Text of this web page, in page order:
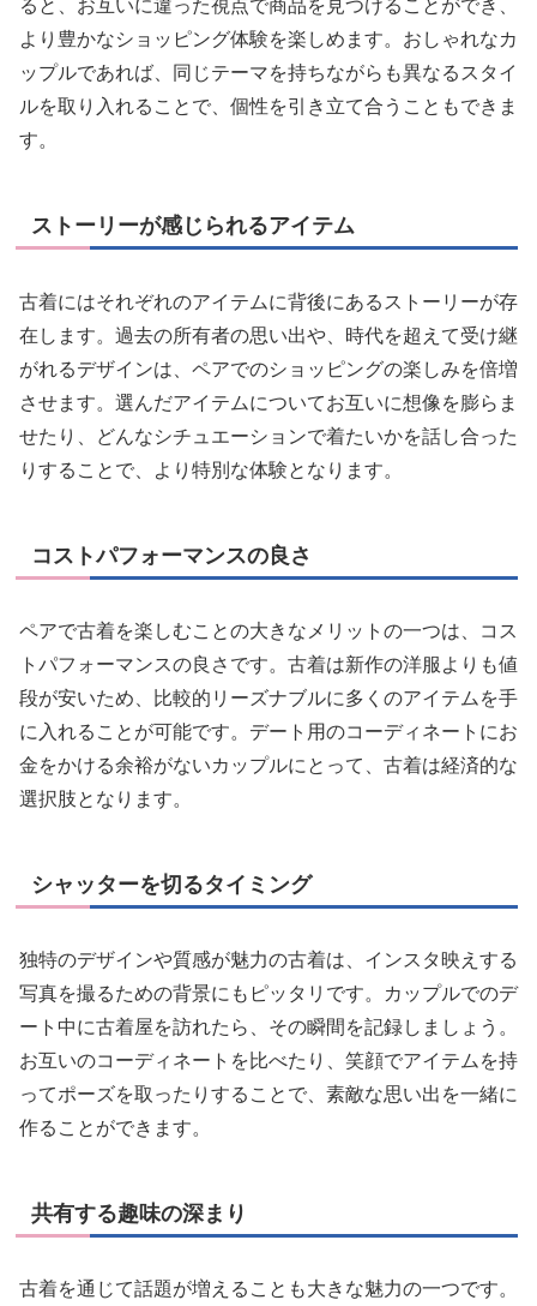
ると、お互いに違った視点で商品を見つけることができ、
より豊かなショッピング体験を楽しめます。おしゃれなカ
ップルであれば、同じテーマを持ちながらも異なるスタイ
ルを取り入れることで、個性を引き立て合うこともできま
す。
ストーリーが感じられるアイテム
古着にはそれぞれのアイテムに背後にあるストーリーが存
在します。過去の所有者の思い出や、時代を超えて受け継
がれるデザインは、ペアでのショッピングの楽しみを倍増
させます。選んだアイテムについてお互いに想像を膨らま
せたり、どんなシチュエーションで着たいかを話し合った
りすることで、より特別な体験となります。
コストパフォーマンスの良さ
ペアで古着を楽しむことの大きなメリットの一つは、コス
トパフォーマンスの良さです。古着は新作の洋服よりも値
段が安いため、比較的リーズナブルに多くのアイテムを手
に入れることが可能です。デート用のコーディネートにお
金をかける余裕がないカップルにとって、古着は経済的な
選択肢となります。
シャッターを切るタイミング
独特のデザインや質感が魅力の古着は、インスタ映えする
写真を撮るための背景にもピッタリです。カップルでのデ
ート中に古着屋を訪れたら、その瞬間を記録しましょう。
お互いのコーディネートを比べたり、笑顔でアイテムを持
ってポーズを取ったりすることで、素敵な思い出を一緒に
作ることができます。
共有する趣味の深まり
古着を通じて話題が増えることも大きな魅力の一つです。